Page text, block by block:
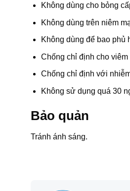
Không dùng cho bỏng
Không dùng trên niêm
Không dùng để bao phủ
Chống chỉ định cho viêm
Chống chỉ định với
Không sử dụng quá 30
Bảo quản
Tránh ánh sáng.